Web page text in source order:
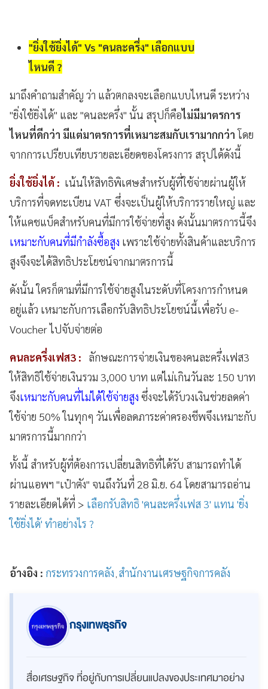
"ยิ่งใช้ยิ่งได้" Vs "คนละครึ่ง" เลือกแบบ
ไหนดี ?
มาถึงคำถามสำคัญ ว่า แล้วตกลงจะเลือกแบบไหนดี ระหว่าง
"ยิ่งใช้ยิ่งได้" และ "คนละครึ่ง" นั้น สรุปก็คือไม่มีมาตรการ
ไหนที่ดีกว่า มีแต่มาตรการที่เหมาะสมกับเรามากกว่าโดย
จากการเปรียบเทียบรายละเอียดของโครงการ สรุปได้ดังนี้
ยิ่งใช้ยิ่งได้ : เน้นให้สิทธิพิเศษสำหรับผู้ที่ใช้จ่ายผ่านผู้ให้
บริการที่จดทะเบียน VAT ซึ่งจะเป็นผู้ให้บริการรายใหญ่ และ
ให้แคชแบ็คสำหรับคนที่มีการใช้จ่ายที่สูง ดังนั้นมาตรการนี้จึง
เหมาะกับคนที่มีกำลังซื้อสูง เพราะใช้จ่ายทั้งสินค้าและบริการ
สูงจึงจะได้สิทธิประโยชน์จากมาตรการนี้
ดังนั้น ใครก็ตามที่มีการใช้จ่ายสูงในระดับที่โครงการกำหนด
อยู่แล้ว เหมาะกับการเลือกรับสิทธิประโยชน์นี้เพื่อรับ e-
Voucher ไปจับจ่ายต่อ
คนละครึ่งเฟส3 : ลักษณะการจ่ายเงินของคนละครึ่งเฟส3
ให้สิทธิใช้จ่ายเงินรวม 3,000 บาท แต่ไม่เกินวันละ 150 บาท
จึงเหมาะกับคนที่ไม่ได้ใช้จ่ายสูง ซึ่งจะได้รับวงเงินช่วยลดค่า
ใช้จ่าย 50% ในทุกๆ วันเพื่อลดภาระค่าครองชีพจึงเหมาะกับ
มาตรการนี้มากกว่า
ทั้งนี้ สำหรับผู้ที่ต้องการเปลี่ยนสิทธิที่ได้รับ สามารถทำได้
ผ่านแอพฯ "เป๋าตัง" จนถึงวันที่ 28 มิ.ย. 64 โดยสามารถอ่าน
รายละเอียดได้ที่ > เลือกรับสิทธิ 'คนละครึ่งเฟส 3' แทน 'ยิ่ง
ใช้ยิ่งได้' ทำอย่างไร ?
อ้างอิง : กระทรวงการคลัง,สำนักงานเศรษฐกิจการคลัง
กรุงเทพธุรกิจ
สื่อเศรษฐกิจ ที่อยู่กับการเปลี่ยนแปลงของประเทศมาอย่าง